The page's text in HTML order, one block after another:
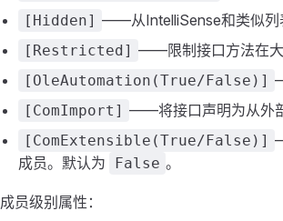
[Hidden] ——从IntelliSense和类似列
[Restricted] ——限制接口方法在大
[OleAutomation(True/False)]
[ComImport] ——将接口声明为从外
[ComExtensible(True/False)]
成员。默认为
False 。
成员级别属性：